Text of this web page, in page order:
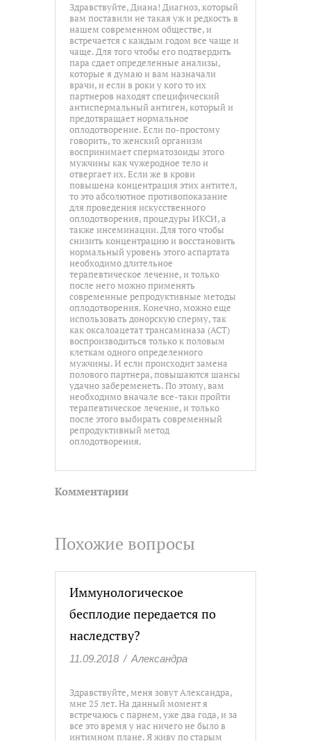
Здравствуйте, Диана! Диагноз, который
вам поставили не такая уж и редкость в
нашем современном обществе, и
встречается с каждым годом все чаще и
чаще. Для того чтобы его подтвердить
пара сдает определенные анализы,
которые я думаю и вам назначали
врачи, и если в роки у кого то их
партнеров находят специфический
антиспермальный антиген, который и
предотвращает нормальное
оплодотворение. Если по-простому
говорить, то женский организм
воспринимает сперматозоиды этого
мужчины как чужеродное тело и
отвергает их. Если же в крови
повышена концентрация этих антител,
то это абсолютное противопоказание
для проведения искусственного
оплодотворения, процедуры ИКСИ, а
также инсеминации. Для того чтобы
снизить концентрацию и восстановить
нормальный уровень этого аспартата
необходимо длительное
терапевтическое лечение, и только
после него можно применять
современные репродуктивные методы
оплодотворения. Конечно, можно еще
использовать донорскую сперму, так
как оксалоацетат трансаминаза (АСТ)
воспроизводиться только к половым
клеткам одного определенного
мужчины. И если происходит замена
полового партнера, повышаются шансы
удачно забеременеть. По этому, вам
необходимо вначале все-таки пройти
терапевтическое лечение, и только
после этого выбирать современный
репродуктивный метод
оплодотворения.
Комментарии
Похожие вопросы
Иммунологическое
бесплодие передается по
наследству?
11.09.2018 / Александра
Здравствуйте, меня зовут Александра,
мне 25 лет. На данный момент я
встречаюсь с парнем, уже два года, и за
все это время у нас ничего не было в
интимном плане. Я живу по старым